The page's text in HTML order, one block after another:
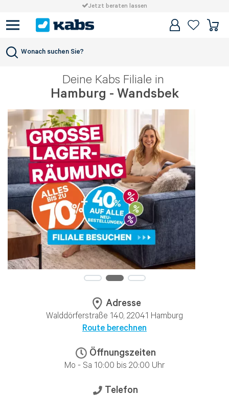
Jetzt beraten lassen
Deine Kabs Filiale in
Hamburg - Wandsbek
Adresse
Walddörferstraße 140, 22041 Hamburg
Route berechnen
Öffnungszeiten
Mo - Sa 10:00 bis 20:00 Uhr
Telefon